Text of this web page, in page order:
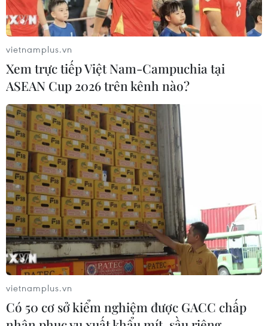
vietnamplus.vn
Xem trực tiếp Việt Nam-Campuchia tại
ASEAN Cup 2026 trên kênh nào?
vietnamplus.vn
Có 50 cơ sở kiểm nghiệm được GACC chấp